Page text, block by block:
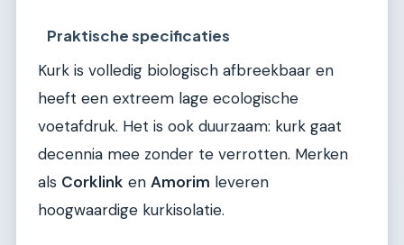
Praktische specificaties
Kurk is volledig biologisch afbreekbaar en
heeft een extreem lage ecologische
voetafdruk. Het is ook duurzaam: kurk gaat
decennia mee zonder te verrotten. Merken
als Corklink en Amorim leveren
hoogwaardige kurkisolatie.